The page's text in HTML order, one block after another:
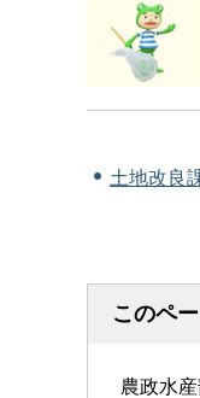
土地改良
このペ
農政水